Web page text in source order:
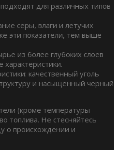
для различных типов
серы, влаги и летучих
эти показатели, тем выше
из более глубоких слоев
качественный уголь
и насыщенный черный
(кроме температуры
топлива. Не стесняйтесь
о происхождении и